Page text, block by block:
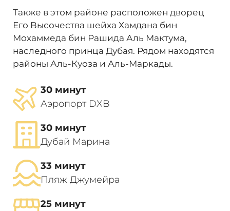
Также в этом районе расположен дворец
Его Высочества шейха Хамдана бин
Мохаммеда бин Рашида Аль Мактума,
наследного принца Дубая. Рядом находятся
районы Аль-Куоза и Аль-Маркады.
30 минут
Аэропорт DXB
30 минут
Дубай Марина
33 минут
Пляж Джумейра
25 минут